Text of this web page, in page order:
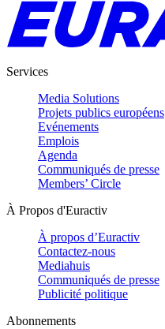
Services
Media Solutions
Projets publics européens
Evénements
Emplois
Agenda
Communiqués de presse
Members’ Circle
À Propos d'Euractiv
À propos d’Euractiv
Contactez-nous
Mediahuis
Communiqués de presse
Publicité politique
Abonnements